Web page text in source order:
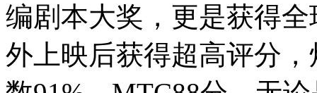
编剧本大奖，更是获得
外上映后获得超高评分